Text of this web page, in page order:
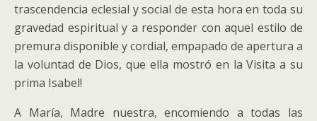
trascendencia eclesial y social de esta hora en toda su
gravedad espiritual y a responder con aquel estilo de
premura disponible y cordial, empapado de apertura a
la voluntad de Dios, que ella mostró en la Visita a su
prima Isabel!
A María, Madre nuestra, encomiendo a todas las